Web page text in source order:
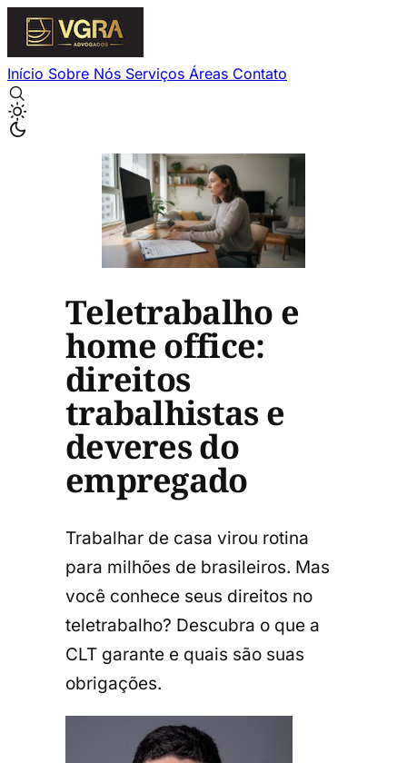
Início Sobre Nós Serviços Áreas Contato
Teletrabalho e
home office:
direitos
trabalhistas e
deveres do
empregado
Trabalhar de casa virou rotina
para milhões de brasileiros. Mas
você conhece seus direitos no
teletrabalho? Descubra o que a
CLT garante e quais são suas
obrigações.